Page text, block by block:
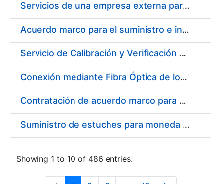
Servicios de una empresa externa para el asesoramiento y resolución de los recursos de alzada que se presentan relacionados con procesos de selección para la FNMT-RCM
Acuerdo marco para el suministro e instalación de persianas, estores y otros complementos
Servicio de Calibración y Verificación Externa de los Equipos de Medición del Servicio de Prevención de la FNMT-RCM
Conexión mediante Fibra Óptica de los Centros de Proceso de Datos (CPDs) de las sedes de la FNMT-RCM de Burgos y Madrid
Contratación de acuerdo marco para el Suministro de Material de Electricidad para la Fábrica Nacional de Moneda y Timbre-Real Casa de la Moneda en su centro de trabajo de Burgos
Suministro de estuches para moneda de 30 €
Showing 1 to 10 of 486 entries.